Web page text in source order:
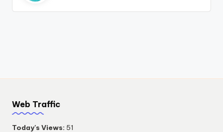
Web Traffic
Today's Views: 51